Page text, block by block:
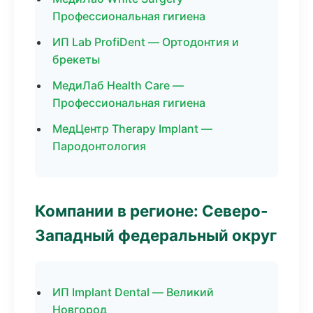
Профессиональная гигиена
ИП Lab ProfiDent — Ортодонтия и
брекеты
МедиЛаб Health Care —
Профессиональная гигиена
МедЦентр Therapy Implant —
Пародонтология
Компании в регионе: Северо-
Западный федеральный округ
ИП Implant Dental — Великий
Новгород